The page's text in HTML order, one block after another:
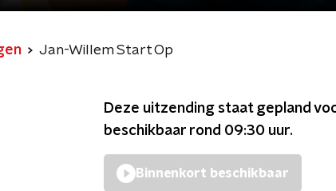
Jan-Willem Start Op
Deze uitzending staat gepland
beschikbaar rond 09:30 uur.
Binnenkort beschikbaar